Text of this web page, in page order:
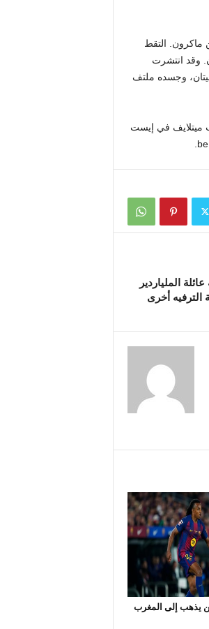
ماكرون. التقط
وقد انتشرت
مثنيتان، وجسده ملتف
فرنسا) على ملعب ميتلايف في إيست
الملياردير
أخرى
يذهب إلى المغرب